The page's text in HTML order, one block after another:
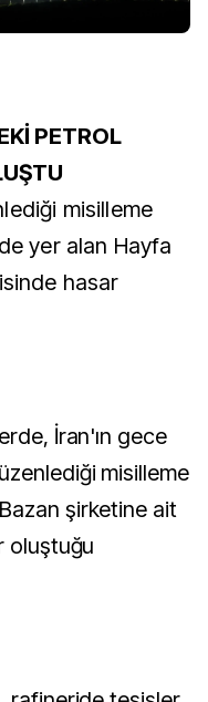
PETROL
misilleme
yer alan Hayfa
hasar
İran'ın gece
misilleme
şirketine ait
oluştuğu